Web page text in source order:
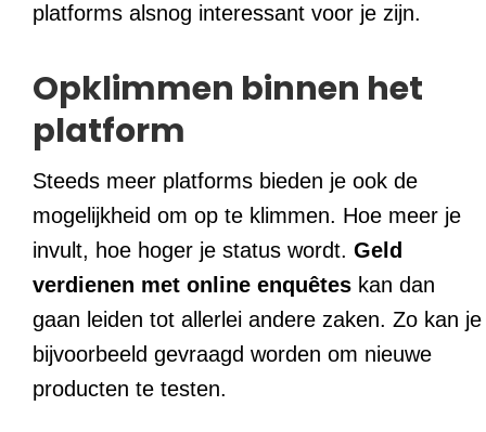
platforms alsnog interessant voor je zijn.
Opklimmen binnen het
platform
Steeds meer platforms bieden je ook de
mogelijkheid om op te klimmen. Hoe meer je
invult, hoe hoger je status wordt. Geld
verdienen met online enquêtes kan dan
gaan leiden tot allerlei andere zaken. Zo kan je
bijvoorbeeld gevraagd worden om nieuwe
producten te testen.